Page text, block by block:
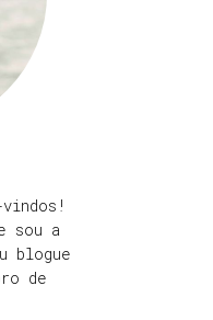
sou a
blogue
de